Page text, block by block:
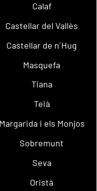
Calaf
Castellar del Vallès
Castellar de n´Hug
Masquefa
Tiana
Teià
Margarida i els Monjos
Sobremunt
Seva
Oristà